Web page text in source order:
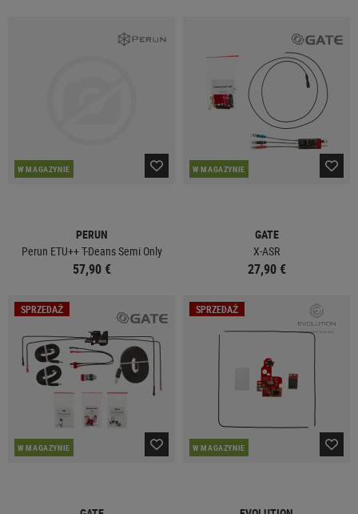
W MAGAZYNIE
PERUN
Perun ETU++ T-Deans Semi Only
57,90 €
W MAGAZYNIE
GATE
X-ASR
27,90 €
SPRZEDAŻ
W MAGAZYNIE
SPRZEDAŻ
W MAGAZYNIE